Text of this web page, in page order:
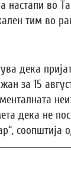
настапи во
тим во
дека
за 15
дека не
соопштија